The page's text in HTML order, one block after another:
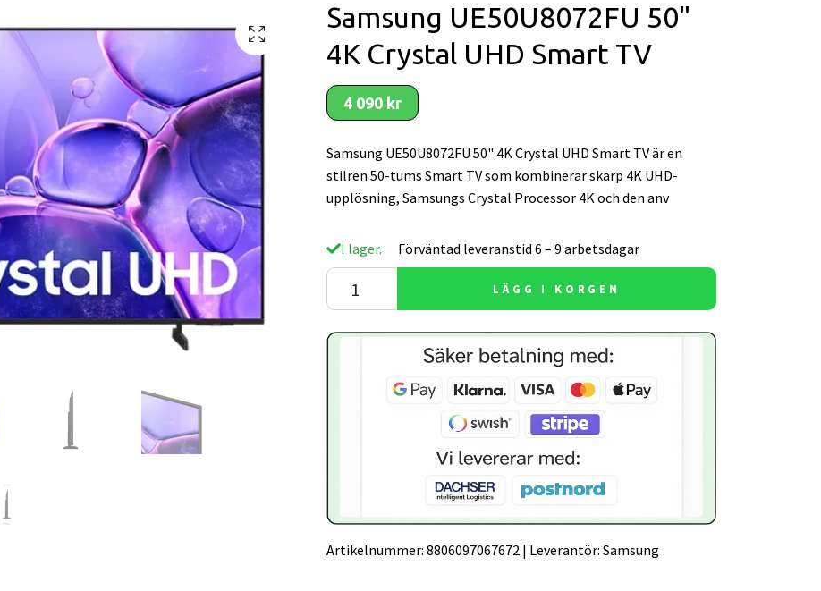
Samsung UE50U8072FU 50"
4K Crystal UHD Smart TV
4 090 kr
Samsung UE50U8072FU 50" 4K Crystal UHD Smart TV är en
stilren 50-tums Smart TV som kombinerar skarp 4K UHD-
upplösning, Samsungs Crystal Processor 4K och den anv
I lager. Förväntad leveranstid 6 – 9 arbetsdagar
LÄGG I KORGEN
Artikelnummer: 8806097067672 | Leverantör: Samsung